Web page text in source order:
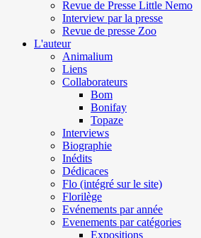
Revue de Presse Little Nemo
Interview par la presse
Revue de presse Zoo
L'auteur
Animalium
Liens
Collaborateurs
Bom
Bonifay
Topaze
Interviews
Biographie
Inédits
Dédicaces
Flo (intégré sur le site)
Florilège
Evénements par année
Evenements par catégories
Expositions